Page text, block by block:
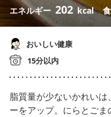
エネルギー 202 kcal
おいしい健康
15分以内
脂質量が少ないかれい
ーをアップ。にらとご